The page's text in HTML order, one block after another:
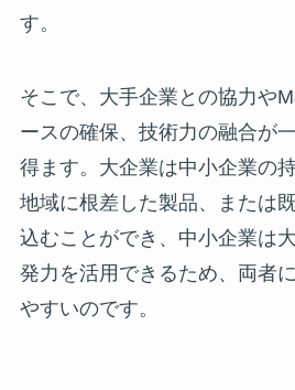
す。
そこで、大手企業との協力や
ースの確保、技術力の融合が
得ます。大企業は中小企業の
地域に根差した製品、または
込むことができ、中小企業は
発力を活用できるため、両者
やすいのです。